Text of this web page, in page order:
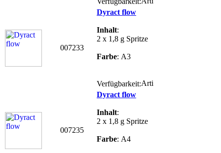
007233
Dyract flow
Inhalt:
2 x 1,8 g Spritze
Farbe: A3
Verfügbarkeit:
007235
Dyract flow
Inhalt:
2 x 1,8 g Spritze
Farbe: A4